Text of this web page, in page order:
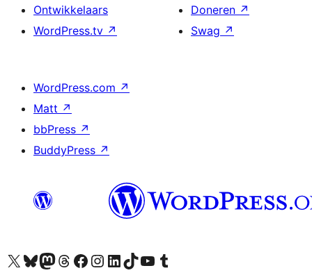
Ontwikkelaars
WordPress.tv ↗
Doneren ↗
Swag ↗
WordPress.com ↗
Matt ↗
bbPress ↗
BuddyPress ↗
Bezoek ons X (voorheen Twitter) account
Bezoek ons Bluesky account
Bezoek ons Mastodon account
Bezoek ons Threads account
Onze Facebook pagina bezoeken
Bezoek ons Instagram account
Bezoek ons LinkedIn account
Bezoek ons TikTok account
Bezoek ons YouTube kanaalBezoek ons Tumblr account